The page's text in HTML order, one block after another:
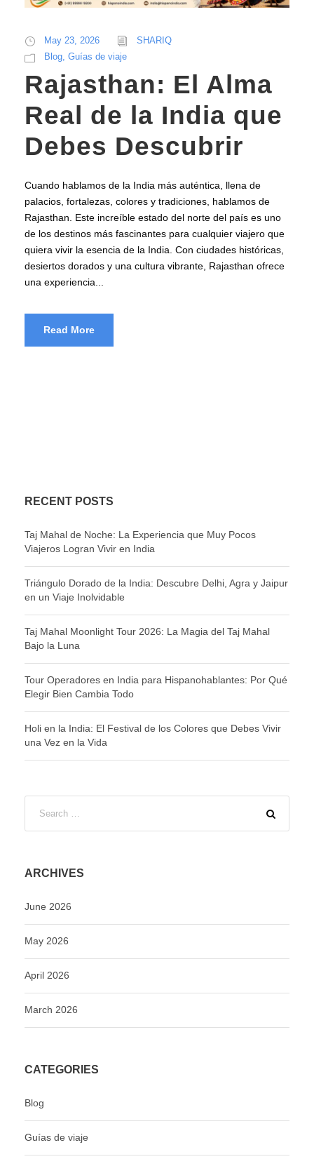
May 23, 2026
SHARIQ
Blog, Guías de viaje
Rajasthan: El Alma
Real de la India que
Debes Descubrir
Cuando hablamos de la India más auténtica, llena de
palacios, fortalezas, colores y tradiciones, hablamos de
Rajasthan. Este increíble estado del norte del país es uno
de los destinos más fascinantes para cualquier viajero que
quiera vivir la esencia de la India. Con ciudades históricas,
desiertos dorados y una cultura vibrante, Rajasthan ofrece
una experiencia...
Read More
RECENT POSTS
Taj Mahal de Noche: La Experiencia que Muy Pocos
Viajeros Logran Vivir en India
Triángulo Dorado de la India: Descubre Delhi, Agra y Jaipur
en un Viaje Inolvidable
Taj Mahal Moonlight Tour 2026: La Magia del Taj Mahal
Bajo la Luna
Tour Operadores en India para Hispanohablantes: Por Qué
Elegir Bien Cambia Todo
Holi en la India: El Festival de los Colores que Debes Vivir
una Vez en la Vida
ARCHIVES
June 2026
May 2026
April 2026
March 2026
CATEGORIES
Blog
Guías de viaje